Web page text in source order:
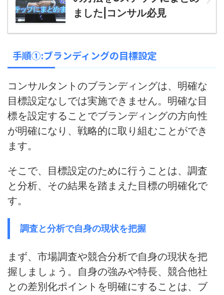
ました|コンサル必見
手順①:ブランディングの目標設定
コンサルタントのブランディングは、明確な
目標設定なしでは実施できません。 明確な目
標を設定することでブランディングの方向性
が明確になり、戦略的に取り組むことができ
ます。
そこで、目標設定のために行うことは、調査
と分析、その結果を踏まえた目標の明確化で
す。
調査と分析で自身の現状を把握
まず、市場調査や競合分析で自身の現状を把
握しましょう。 自身の強みや特長、競合他社
との差別化ポイントを明確にすることは、ブ